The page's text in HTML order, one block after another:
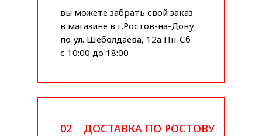
вы можете забрать свой заказ
в магазине в г.Ростов-на-Дону
по ул. Шеболдаева, 12а Пн-Сб
с 10:00 до 18:00
ДОСТАВКА ПО РОСТОВУ
02